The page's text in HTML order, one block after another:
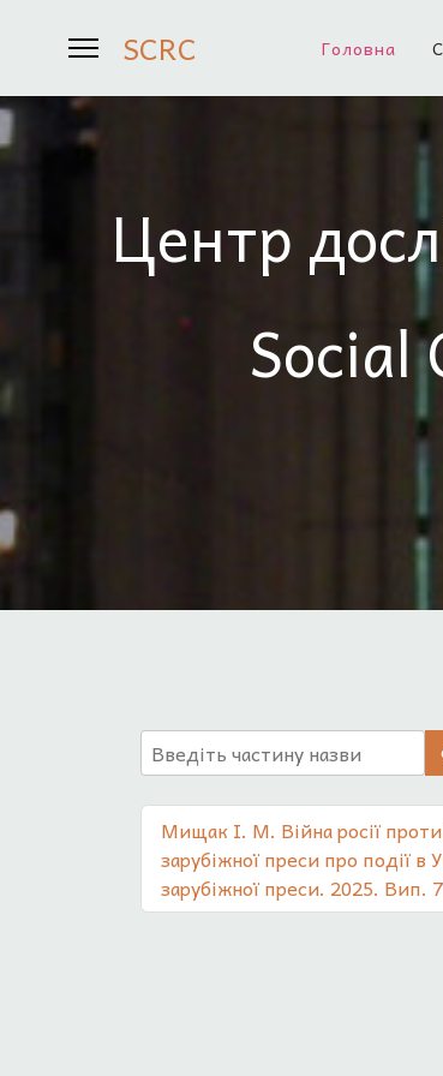
SCRC Головна
Центр
Social
Введіть частину назви
Мищак І. М. Війна росії проти
зарубіжної преси про події в
зарубіжної преси. 2025. Вип.